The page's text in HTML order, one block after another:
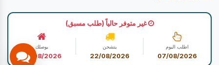
غير متوفر حالياً (طلب مسبق)
اطلب اليوم
07/08/2026
يتشحن
22/08/2026
يوصلك
22/08/2026